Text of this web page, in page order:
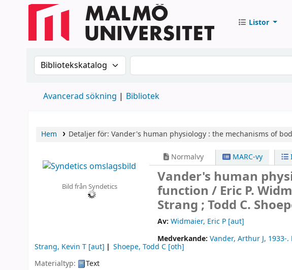
Listor
Sök i katalogen efter:Sök i katalogen
Avancerad sökning Bibliotek
Hem Detaljer för: Vander's human physiology : the mechanisms of
Bild från Syndetics
Normalvy MARC-vy
Vander's human
function / Eric P.
Strang ; Todd C.
Av: Widmaier, Eric P[aut]
Medverkande:Vander, Arthur J, 1933-.
Strang, Kevin T [aut] Shoepe, Todd C [oth]
Materialtyp:
Text